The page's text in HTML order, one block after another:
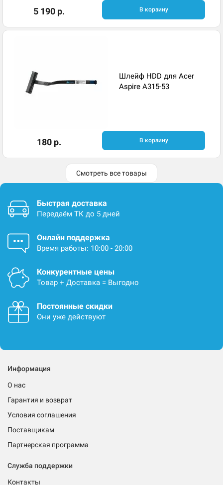
5 190 р. В корзину
Шлейф HDD для Acer
Aspire A315-53
180 р. В корзину
Смотреть все товары
Быстрая доставка
Передаём ТК до 5 дней
Онлайн поддержка
Время работы: 10:00 - 20:00
Конкурентные цены
Товар + Доставка = Выгодно
Постоянные скидки
Они уже действуют
Информация
О нас
Гарантия и возврат
Условия соглашения
Поставщикам
Партнерская программа
Служба поддержки
Контакты